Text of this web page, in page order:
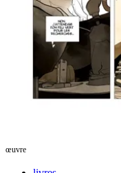
œuvre